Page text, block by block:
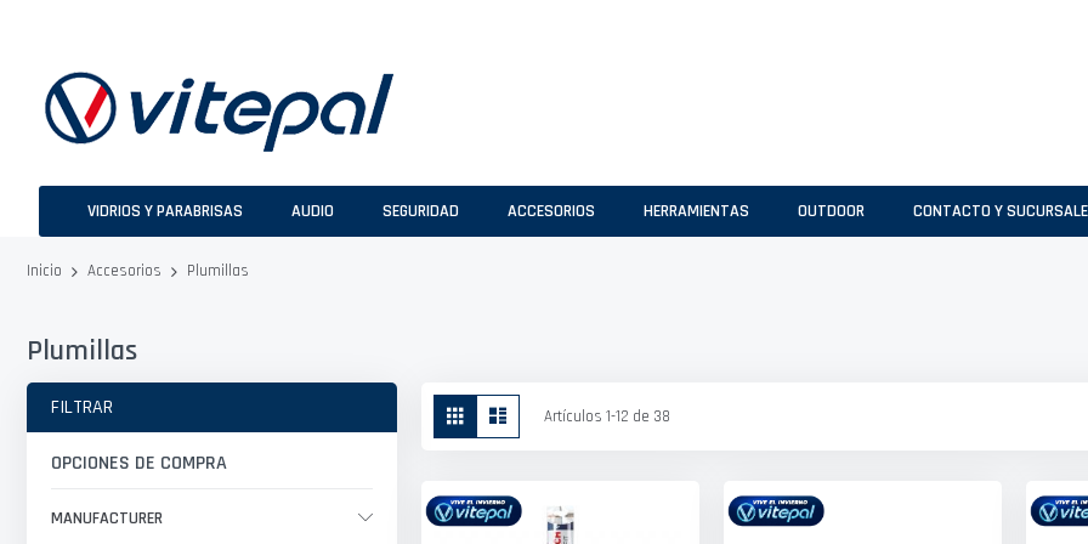
VIDRIOS Y PARABRISAS AUDIO SEGURIDAD ACCESORIOS HERRAMIENTAS OUTDOOR CONTACTO Y
Inicio Accesorios Plumillas
Plumillas
Ver
como
Parrilla Artículos 1-12 de 38
FILTRAR
OPCIONES DE COMPRA
MANUFACTURER